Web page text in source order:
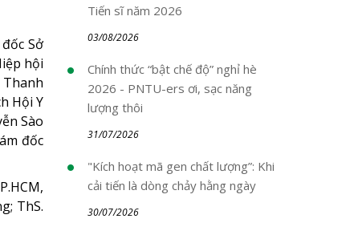
Sở
hội
Thanh
Hội Y
Sào
đốc
ThS.
Tiến sĩ năm 2026
03/08/2026
Chính thức “bật chế độ” nghỉ hè
2026 - PNTU-ers ơi, sạc năng
lượng thôi
31/07/2026
"Kích hoạt mã gen chất lượng”: Khi
cải tiến là dòng chảy hằng ngày
30/07/2026